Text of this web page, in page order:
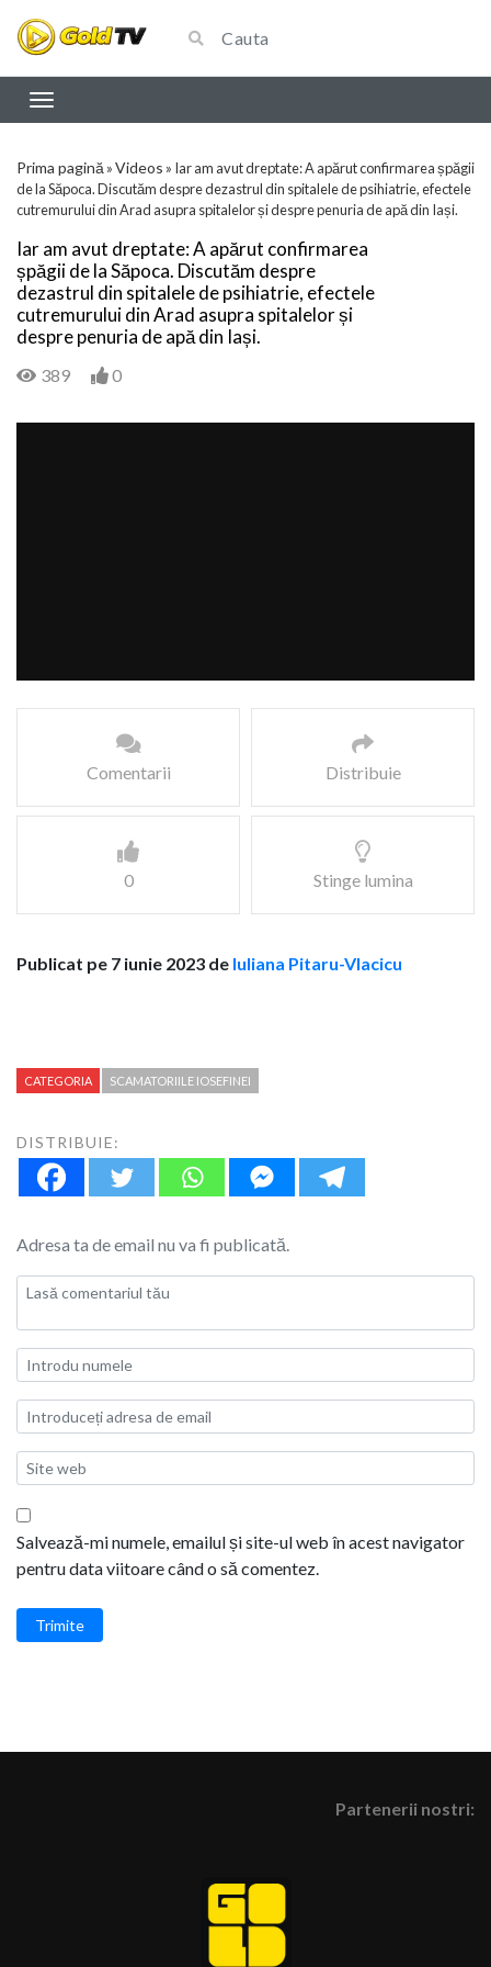
Prima pagină »Videos » Iar am avut dreptate: A apărut confirmarea șpăgii
de la Săpoca. Discutăm despre dezastrul din spitalele de psihiatrie, efectele
cutremurului din Arad asupra spitalelor și despre penuria de apă din Iași.
Iar am avut dreptate: A apărut confirmarea
șpăgii de la Săpoca. Discutăm despre
dezastrul din spitalele de psihiatrie, efectele
cutremurului din Arad asupra spitalelor și
despre penuria de apă din Iași.
389 0
Comentarii Distribuie
0 Stinge lumina
Publicat pe 7 iunie 2023 de Iuliana Pitaru-Vlacicu
CATEGORIA SCAMATORIILE IOSEFINEI
DISTRIBUIE:
Adresa ta de email nu va fi publicată.
Salvează-mi numele, emailul și site-ul web în acest navigator
pentru data viitoare când o să comentez.
Trimite
Partenerii nostri: